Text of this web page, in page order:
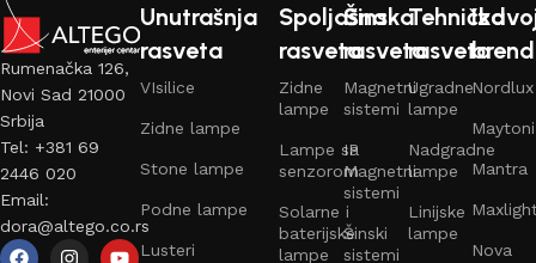
Rumenačka 126,
Novi Sad 21000
Srbija
Tel: +381 69
2446 020
Email:
dora@altego.co.rs
Unutrašnja
rasveta
VIsilice
Zidne lampe
Stone lampe
Podne lampe
Lusteri
Spoljašna
rasveta
Zidne
lampe
Lampe sa
senzorom
Solarne i
baterijske
lampe
Šinska
rasveta
Magnetni
sistemi
IP
Magnetni
sistemi
Šinski
sistemi
Tehnička
rasveta
Ugradne
lampe
Nadgradne
lampe
Linijske
lampe
Nordlux
Maytoni
Mantra
Nova